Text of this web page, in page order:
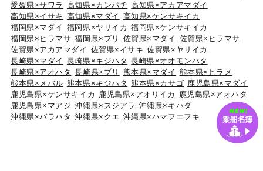
愛媛県×サワラ 高知県×カンパチ 高知県×アカアマダイ
高知県×イサキ 高知県×マダイ 高知県×ケンサキイカ
福岡県×マダイ 福岡県×ヤリイカ 福岡県×ケンサキイカ
福岡県×ヒラマサ 福岡県×ブリ 佐賀県×マダイ 佐賀県×ヒラマサ
佐賀県×アカアマダイ 佐賀県×イサキ 佐賀県×ヤリイカ
長崎県×マダイ 長崎県×キジハタ 長崎県×オオモンハタ
長崎県×アオハタ 長崎県×ブリ 熊本県×マダイ 熊本県×ヒラメ
熊本県×メバル 熊本県×キジハタ 熊本県×カサゴ 鹿児島県×マダイ
鹿児島県×ケンサキイカ 鹿児島県×アオリイカ
鹿児島県×アオハタ
鹿児島県×マアジ 沖縄県×スジアラ 沖縄県×キハダ
沖縄県×バラハタ 沖縄県×クエ 沖縄県×ハマフエフキ